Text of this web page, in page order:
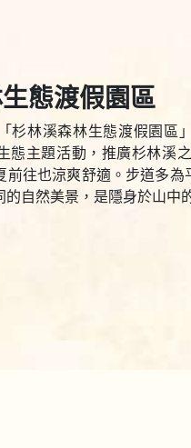
態渡假園區
杉林溪森林生態渡假園區
態主題活動，推廣杉林溪
前往也涼爽舒適。步道多
自然美景，是隱身於山中